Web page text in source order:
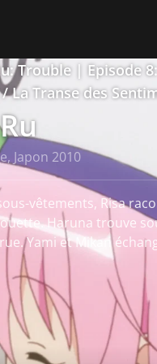
Trouble | Episode
La Transe des
Japon 2010
vêtements, Risa
Haruna trouve
Yami et Mikan